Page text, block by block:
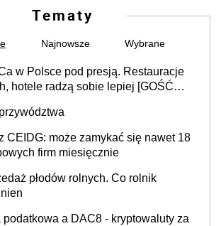
Tematy
Najnowsze Wybrane
w Polsce pod presją. Restauracje
hotele radzą sobie lepiej [GOŚĆ
CEIDG: może zamykać się nawet 18
firm miesięcznie
płodów rolnych. Co rolnik
a DAC8 - kryptowaluty za